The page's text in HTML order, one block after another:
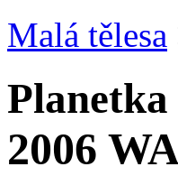
Malá tělesa
Planetka
2006